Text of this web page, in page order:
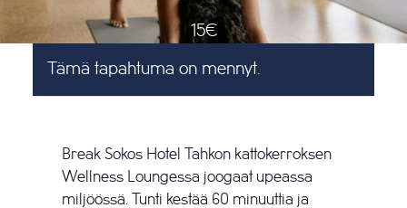
15€
Tämä tapahtuma on mennyt.
Break Sokos Hotel Tahkon kattokerroksen
Wellness Loungessa joogaat upeassa
miljöössä. Tunti kestää 60 minuuttia ja